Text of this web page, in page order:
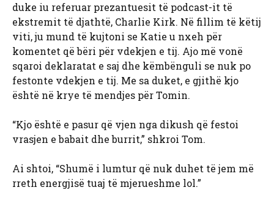
duke iu referuar prezantuesit të podcast-it të
ekstremit të djathtë, Charlie Kirk. Në fillim të këtij
viti, ju mund të kujtoni se Katie u nxeh për
komentet që bëri për vdekjen e tij. Ajo më vonë
sqaroi deklaratat e saj dhe këmbënguli se nuk po
festonte vdekjen e tij. Me sa duket, e gjithë kjo
është në krye të mendjes për Tomin.
“Kjo është e pasur që vjen nga dikush që festoi
vrasjen e babait dhe burrit,” shkroi Tom.
Ai shtoi, “Shumë i lumtur që nuk duhet të jem më
rreth energjisë tuaj të mjerueshme lol.”